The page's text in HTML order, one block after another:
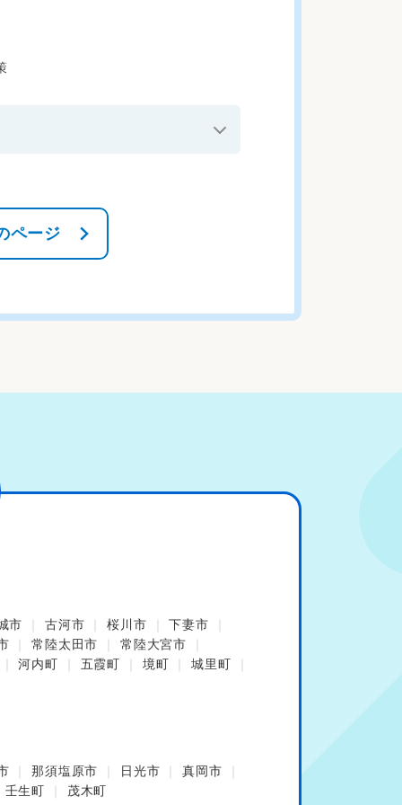
ページ
市 古河市 桜川市
下妻市
常陸太田市
常陸大宮市
河内町
五霞町 境町 城里町
那須塩原市 日光市
真岡市
壬生町
茂木町